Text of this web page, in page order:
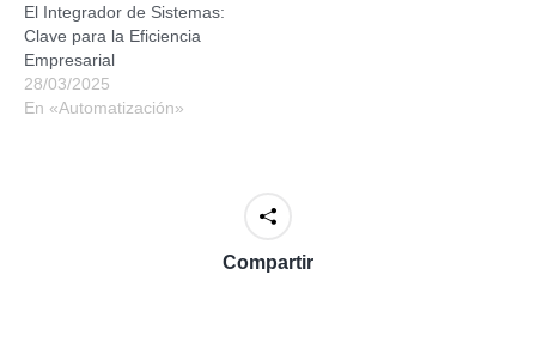
El Integrador de Sistemas:
Clave para la Eficiencia
Empresarial
28/03/2025
En «Automatización»
Compartir